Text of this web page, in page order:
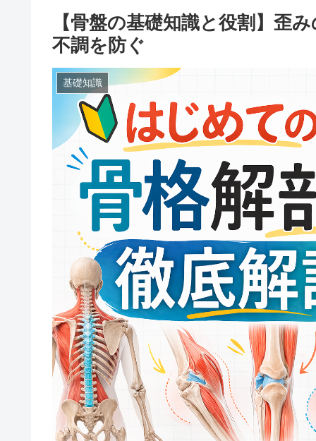
【骨盤の基礎知識と役割】歪
不調を防ぐ
基礎知識